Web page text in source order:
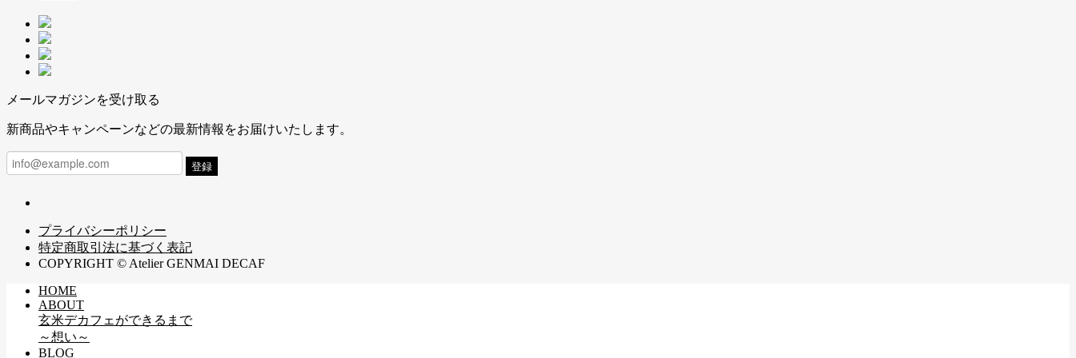
メールマガジンを受け取る
新商品やキャンペーンなどの最新情報をお届けいたします。
登録
プライバシーポリシー
特定商取引法に基づく表記
COPYRIGHT © Atelier GENMAI DECAF
HOME
ABOUT
玄米デカフェができるまで
～想い～
BLOG